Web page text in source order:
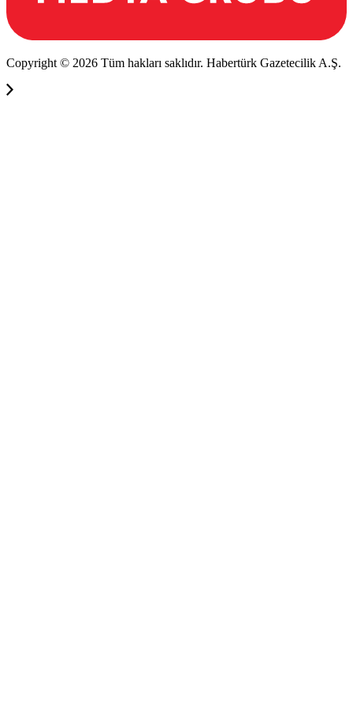
Copyright © 2026 Tüm hakları saklıdır. Habertürk Gazetecilik A.Ş.